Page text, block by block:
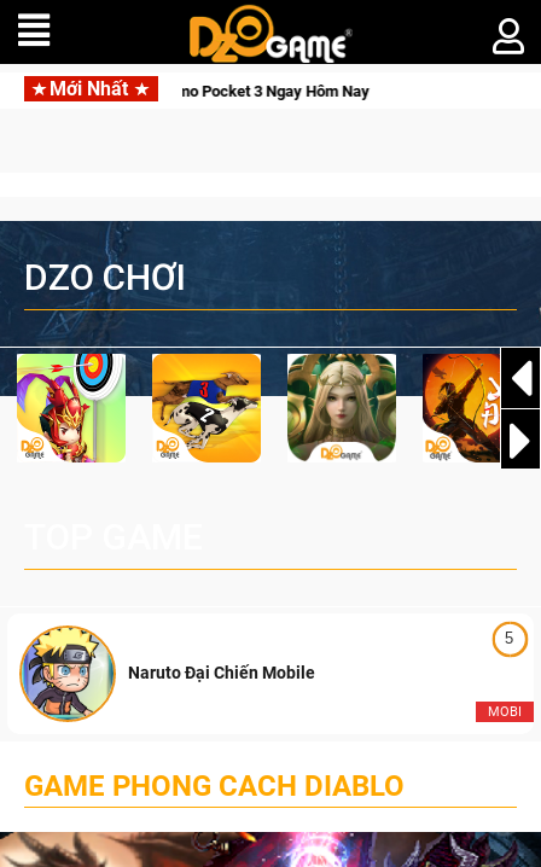
Mới Nhất
3 Ngay Hôm Nay Lineage W – Quyền lực và tài phú
DZO CHƠI
5
MOBI
Naruto Đại Chiến Mobile
GAME PHONG CACH DIABLO